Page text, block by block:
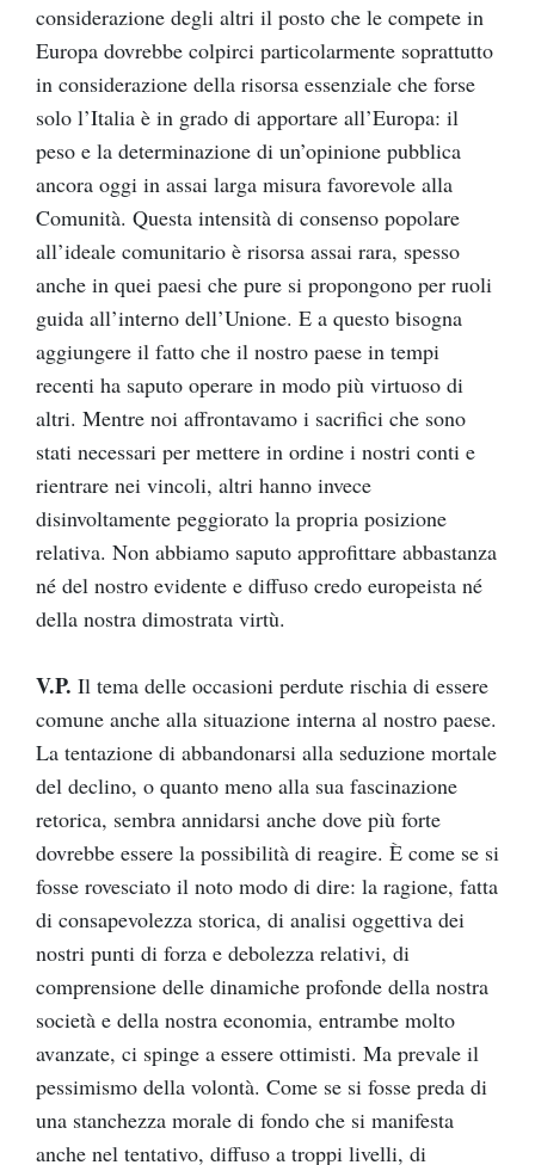
considerazione degli altri il posto che le compete in
Europa dovrebbe colpirci particolarmente soprattutto
in considerazione della risorsa essenziale che forse
solo l’Italia è in grado di apportare all’Europa: il
peso e la determinazione di un’opinione pubblica
ancora oggi in assai larga misura favorevole alla
Comunità. Questa intensità di consenso popolare
all’ideale comunitario è risorsa assai rara, spesso
anche in quei paesi che pure si propongono per ruoli
guida all’interno dell’Unione. E a questo bisogna
aggiungere il fatto che il nostro paese in tempi
recenti ha saputo operare in modo più virtuoso di
altri. Mentre noi affrontavamo i sacrifici che sono
stati necessari per mettere in ordine i nostri conti e
rientrare nei vincoli, altri hanno invece
disinvoltamente peggiorato la propria posizione
relativa. Non abbiamo saputo approfittare abbastanza
né del nostro evidente e diffuso credo europeista né
della nostra dimostrata virtù.
V.P. Il tema delle occasioni perdute rischia di essere
comune anche alla situazione interna al nostro paese.
La tentazione di abbandonarsi alla seduzione mortale
del declino, o quanto meno alla sua fascinazione
retorica, sembra annidarsi anche dove più forte
dovrebbe essere la possibilità di reagire. È come se si
fosse rovesciato il noto modo di dire: la ragione, fatta
di consapevolezza storica, di analisi oggettiva dei
nostri punti di forza e debolezza relativi, di
comprensione delle dinamiche profonde della nostra
società e della nostra economia, entrambe molto
avanzate, ci spinge a essere ottimisti. Ma prevale il
pessimismo della volontà. Come se si fosse preda di
una stanchezza morale di fondo che si manifesta
anche nel tentativo, diffuso a troppi livelli, di